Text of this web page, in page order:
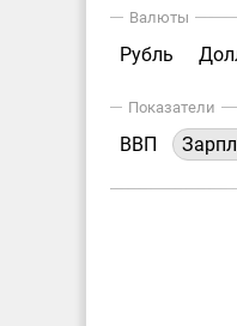
Валюты
Рубль
Показатели
ВВП